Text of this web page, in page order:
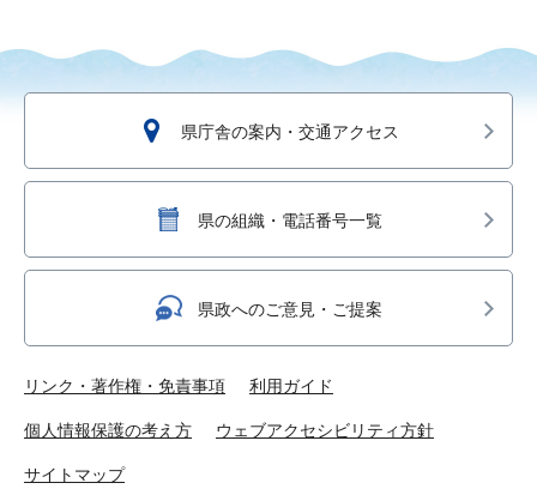
県庁舎の案内・交通アクセス
県の組織・電話番号一覧
県政へのご意見・ご提案
リンク・著作権・免責事項 利用ガイド
個人情報保護の考え方 ウェブアクセシビリティ方針
サイトマップ